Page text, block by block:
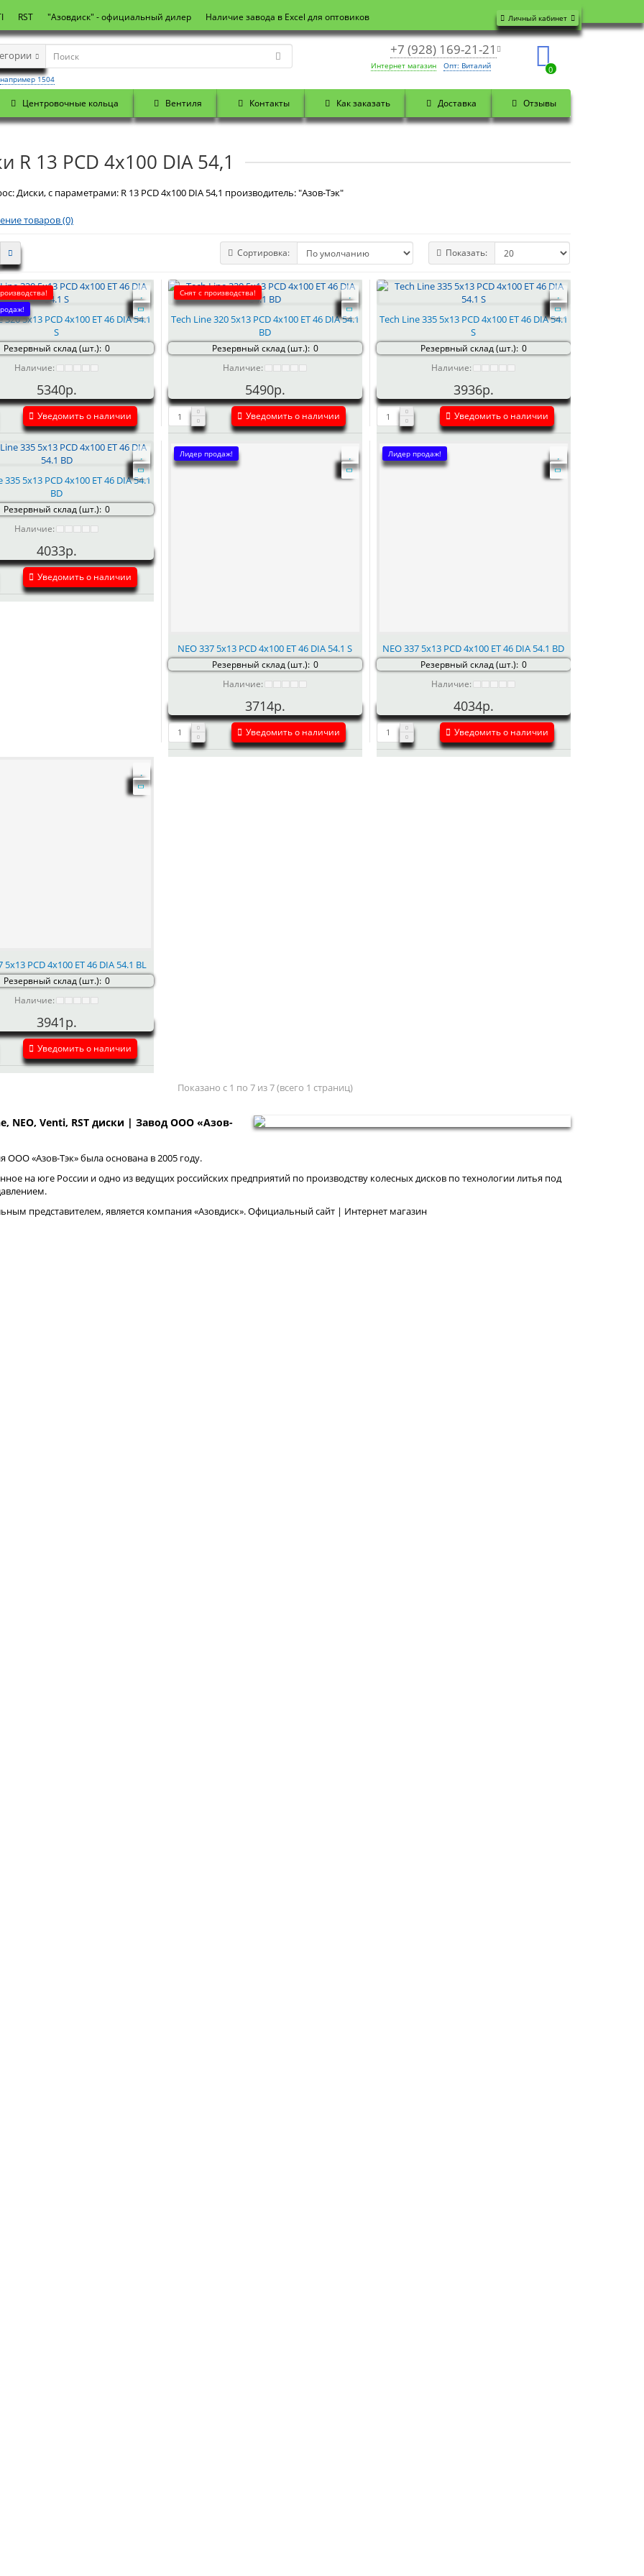
Личный кабинет
RST "Азовдиск" - официальный дилер Наличие завода в Excel для оптовиков
+7 (928) 169-21-21
Интернет магазин Опт: Виталий 0
например 1504
Центровочные кольца Вентиля Контакты Как заказать Доставка Отзывы
R 13 PCD 4x100 DIA 54,1
Диски, с параметрами: R 13 PCD 4x100 DIA 54,1 производитель: "Азов-Тэк"
товаров (0)
Сортировка: Показать:
320 5x13 PCD 4x100 ET 46 DIA 54.1
S
Резервный склад (шт.): 0
Наличие:
5340р.
Уведомить о наличии
Снят с производства!
Tech Line 320 5x13 PCD 4x100 ET 46 DIA 54.1
BD
Резервный склад (шт.): 0
Наличие:
5490р.
Уведомить о наличии
Tech Line 335 5x13 PCD 4x100 ET 46 DIA 54.1
S
Резервный склад (шт.): 0
Наличие:
3936р.
Уведомить о наличии
335 5x13 PCD 4x100 ET 46 DIA 54.1
BD
Резервный склад (шт.): 0
Наличие:
4033р.
Уведомить о наличии
Лидер продаж!
NEO 337 5x13 PCD 4x100 ET 46 DIA 54.1 S
Резервный склад (шт.): 0
Наличие:
3714р.
Уведомить о наличии
Лидер продаж!
NEO 337 5x13 PCD 4x100 ET 46 DIA 54.1 BD
Резервный склад (шт.): 0
Наличие:
4034р.
Уведомить о наличии
5x13 PCD 4x100 ET 46 DIA 54.1 BL
Резервный склад (шт.): 0
Наличие:
3941р.
Уведомить о наличии
Показано с 1 по 7 из 7 (всего 1 страниц)
NEO, Venti, RST диски | Завод ООО «Азов-
ООО «Азов-Тэк» была основана в 2005 году.
на юге России и одно из ведущих российских предприятий по производству колесных дисков по технологии литья под
представителем, является компания «Азовдиск». Официальный сайт | Интернет магазин